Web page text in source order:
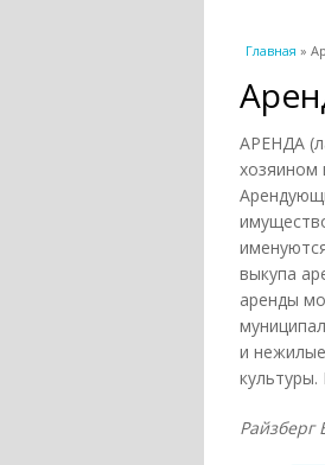
Вы здесь
Главная »
АРЕНДА
хозяином
выкупа
аренды
и
Райзберг